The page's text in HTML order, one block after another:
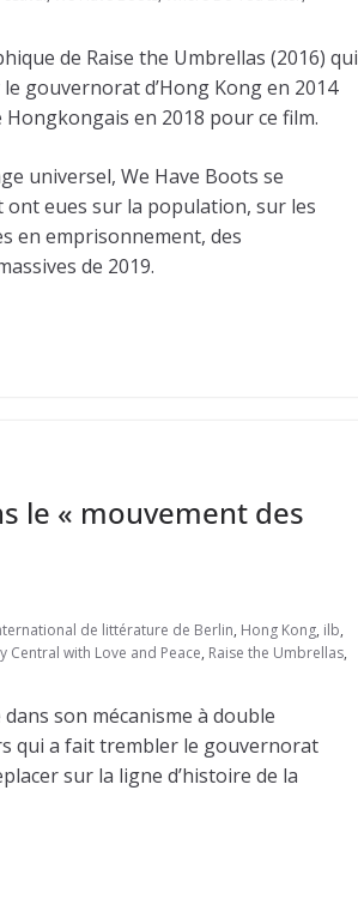
de Raise the Umbrellas (2016) qui
gouvernorat d’Hong Kong en 2014
en 2018 pour ce film.
universel, We Have Boots se
ont eues sur la population, sur les
en emprisonnement, des
de 2019.
le « mouvement des
de littérature de Berlin, Hong Kong, ilb,
Central with Love and Peace, Raise the Umbrellas,
son mécanisme à double
qui a fait trembler le gouvernorat
sur la ligne d’histoire de la